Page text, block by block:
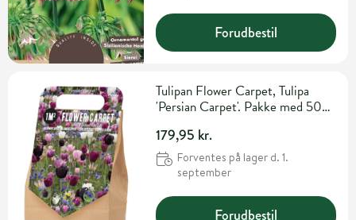
Forudbestil
Tulipan Flower Carpet, Tulipa
'Persian Carpet'. Pakke med 50
179,95 kr.
Forventes på lager d. 1.
september
Forudbestil